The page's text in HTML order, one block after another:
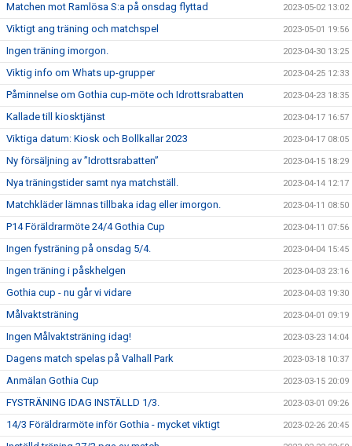
Matchen mot Ramlösa S:a på onsdag flyttad 2023-05-02 13:02
Viktigt ang träning och matchspel 2023-05-01 19:56
Ingen träning imorgon. 2023-04-30 13:25
Viktig info om Whats up-grupper 2023-04-25 12:33
Påminnelse om Gothia cup-möte och Idrottsrabatten 2023-04-23 18:35
Kallade till kiosktjänst 2023-04-17 16:57
Viktiga datum: Kiosk och Bollkallar 2023 2023-04-17 08:05
Ny försäljning av ”Idrottsrabatten” 2023-04-15 18:29
Nya träningstider samt nya matchställ. 2023-04-14 12:17
Matchkläder lämnas tillbaka idag eller imorgon. 2023-04-11 08:50
P14 Föräldrarmöte 24/4 Gothia Cup 2023-04-11 07:56
Ingen fysträning på onsdag 5/4. 2023-04-04 15:45
Ingen träning i påskhelgen 2023-04-03 23:16
Gothia cup - nu går vi vidare 2023-04-03 19:30
Målvaktsträning 2023-04-01 09:19
Ingen Målvaktsträning idag! 2023-03-23 14:04
Dagens match spelas på Valhall Park 2023-03-18 10:37
Anmälan Gothia Cup 2023-03-15 20:09
FYSTRÄNING IDAG INSTÄLLD 1/3. 2023-03-01 09:26
14/3 Föräldrarmöte inför Gothia - mycket viktigt 2023-02-26 20:45